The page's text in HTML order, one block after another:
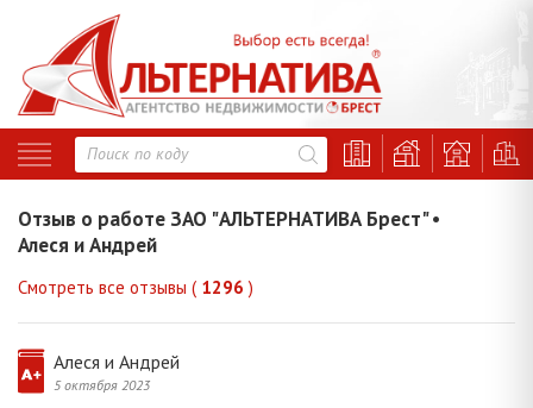
Отзыв о работе ЗАО "АЛЬТЕРНАТИВА Брест" •
Алеся и Андрей
Смотреть все отзывы ( 1296 )
Алеся и Андрей
5 октября 2023